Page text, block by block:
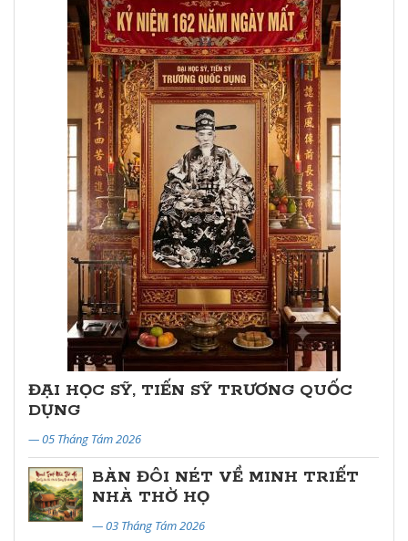
ĐẠI HỌC SỸ, TIẾN SỸ TRƯƠNG QUỐC
DỤNG
— 05 Tháng Tám 2026
BÀN ĐÔI NÉT VỀ MINH TRIẾT
NHÀ THỜ HỌ
— 03 Tháng Tám 2026